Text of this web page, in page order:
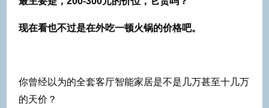
现在看也不过是在外吃一顿火锅的价格吧。
你曾经以为的全套客厅智能家居是不是几万甚至十几万
的天价？